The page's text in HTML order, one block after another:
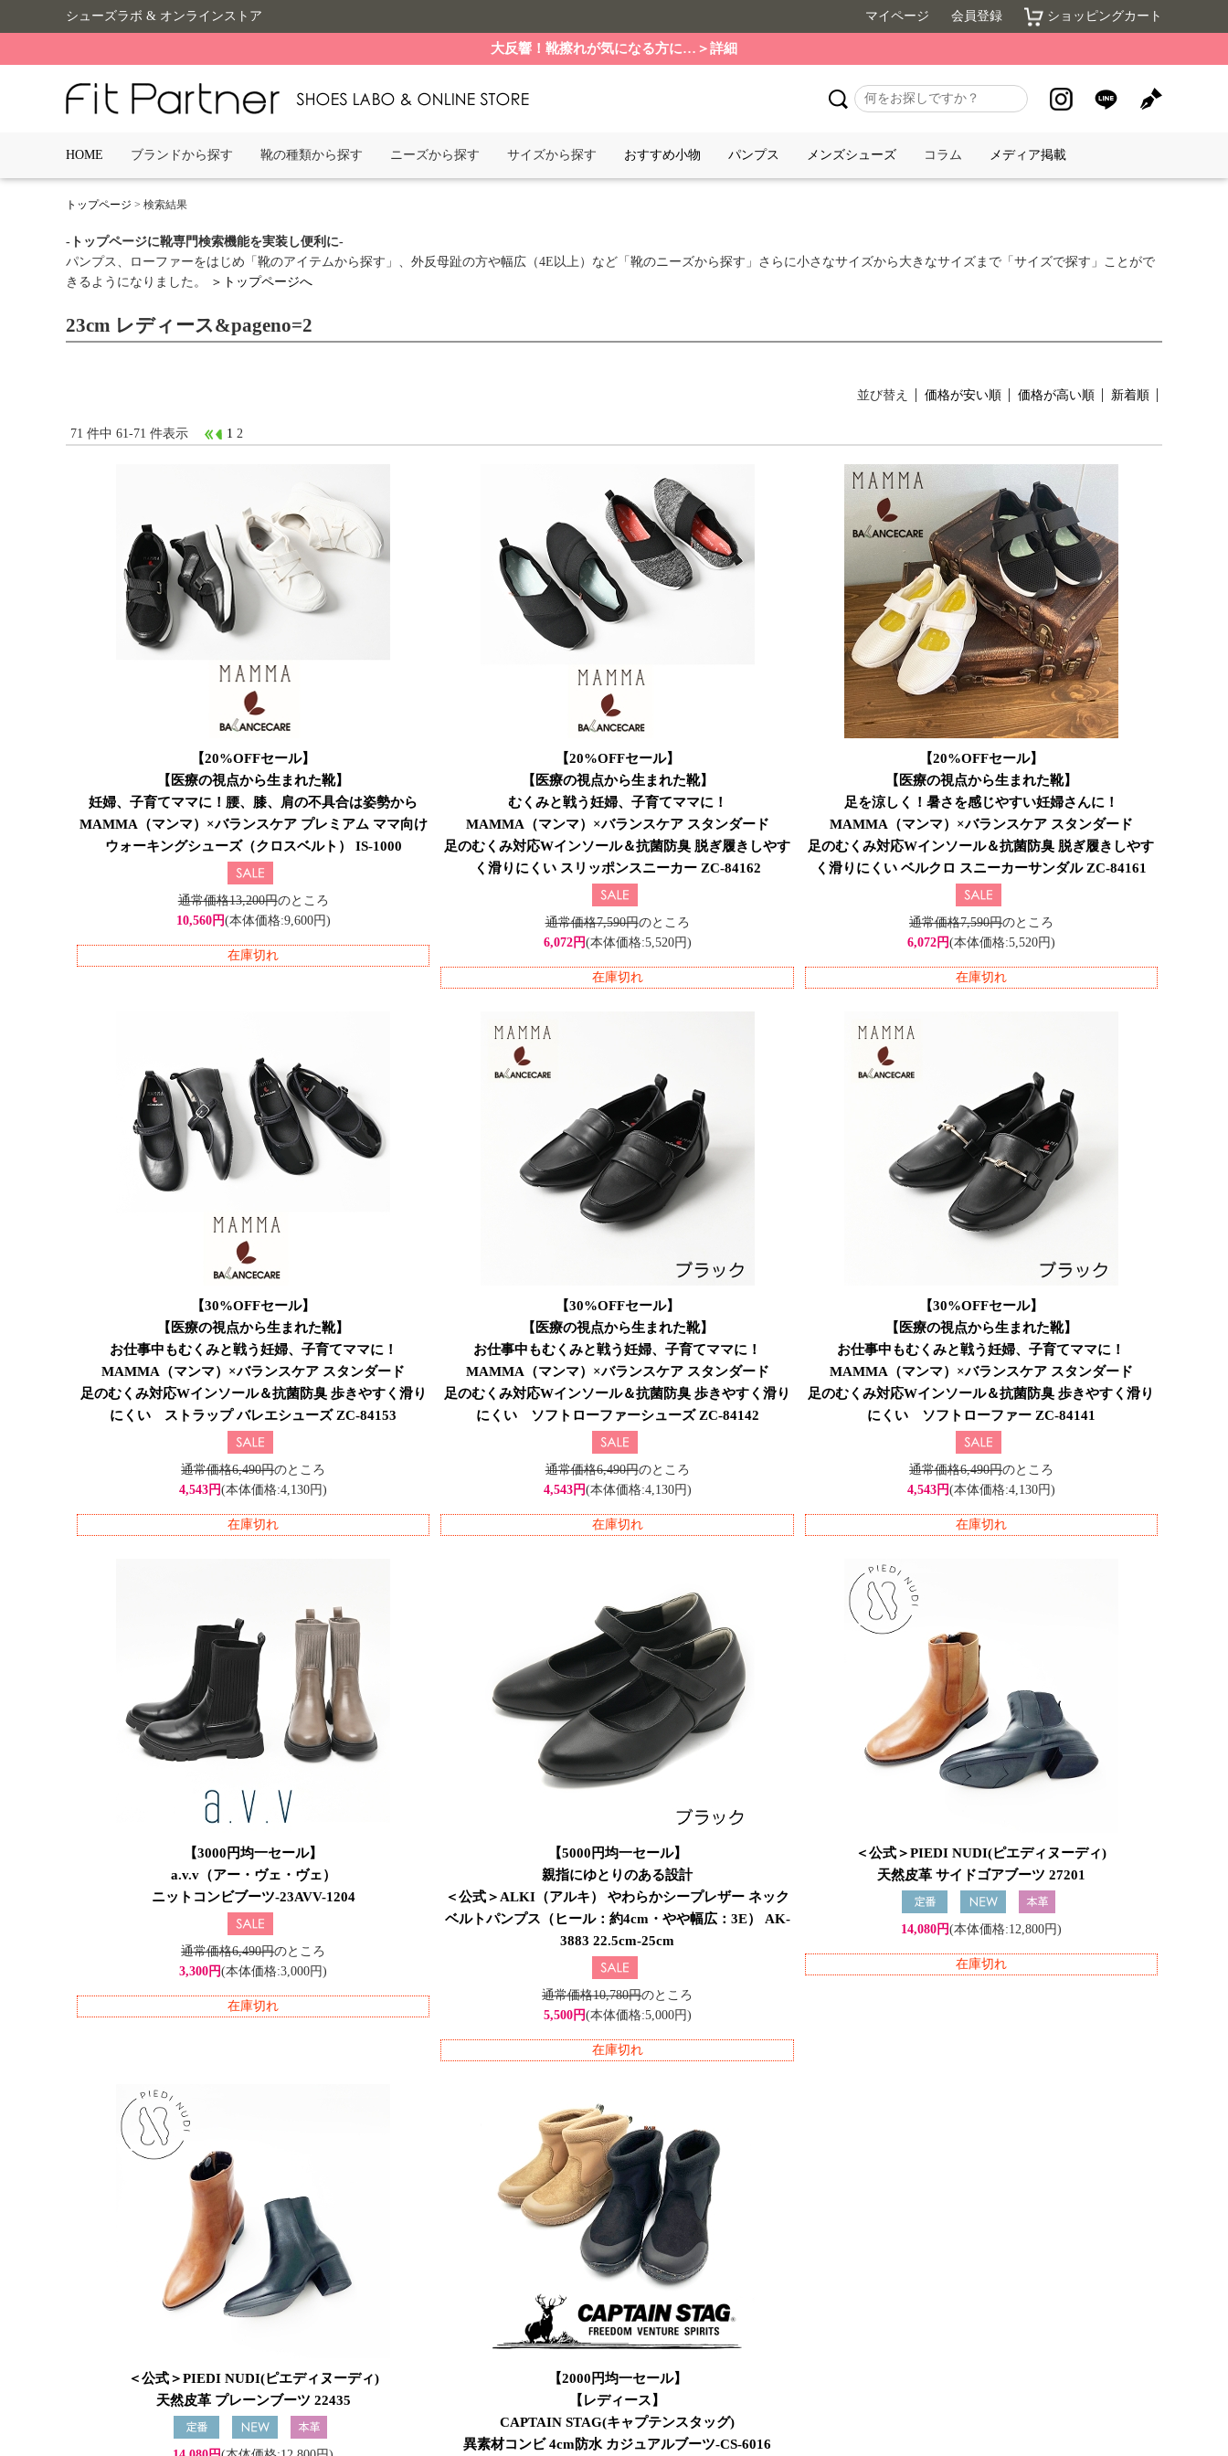
シューズラボ & オンラインストア マイページ 会員登録 ショッピングカート
大反響！靴擦れが気になる方に…＞詳細
HOME ブランドから探す 靴の種類から探す ニーズから探す サイズから探す おすすめ小物 パンプス メンズシューズ コラム メディア掲載
トップページ > 検索結果
-トップページに靴専門検索機能を実装し便利に-
パンプス、ローファーをはじめ「靴のアイテムから探す」、外反母趾の方や幅広（4E以上）など「靴のニーズから探す」さらに小さなサイズから大きなサイズまで「サイズで探す」ことがで
きるようになりました。
＞トップページへ
23cm レディース&pageno=2
並び替え 価格が安い順 価格が高い順 新着順
71 件中 61-71 件表示 1 2
【20%OFFセール】
【医療の視点から生まれた靴】
妊婦、子育てママに！腰、膝、肩の不具合は姿勢から
MAMMA（マンマ）×バランスケア プレミアム ママ向け
ウォーキングシューズ（クロスベルト） IS-1000
通常価格13,200円のところ
10,560円(本体価格:9,600円)
在庫切れ
【20%OFFセール】
【医療の視点から生まれた靴】
むくみと戦う妊婦、子育てママに！
MAMMA（マンマ）×バランスケア スタンダード
足のむくみ対応Wインソール＆抗菌防臭 脱ぎ履きしやす
く滑りにくい スリッポンスニーカー ZC-84162
通常価格7,590円のところ
6,072円(本体価格:5,520円)
在庫切れ
【20%OFFセール】
【医療の視点から生まれた靴】
足を涼しく！暑さを感じやすい妊婦さんに！
MAMMA（マンマ）×バランスケア スタンダード
足のむくみ対応Wインソール＆抗菌防臭 脱ぎ履きしやす
く滑りにくい ベルクロ スニーカーサンダル ZC-84161
通常価格7,590円のところ
6,072円(本体価格:5,520円)
在庫切れ
【30%OFFセール】
【医療の視点から生まれた靴】
お仕事中もむくみと戦う妊婦、子育てママに！
MAMMA（マンマ）×バランスケア スタンダード
足のむくみ対応Wインソール＆抗菌防臭 歩きやすく滑り
にくい ストラップ バレエシューズ ZC-84153
通常価格6,490円のところ
4,543円(本体価格:4,130円)
在庫切れ
【30%OFFセール】
【医療の視点から生まれた靴】
お仕事中もむくみと戦う妊婦、子育てママに！
MAMMA（マンマ）×バランスケア スタンダード
足のむくみ対応Wインソール＆抗菌防臭 歩きやすく滑り
にくい ソフトローファーシューズ ZC-84142
通常価格6,490円のところ
4,543円(本体価格:4,130円)
在庫切れ
【30%OFFセール】
【医療の視点から生まれた靴】
お仕事中もむくみと戦う妊婦、子育てママに！
MAMMA（マンマ）×バランスケア スタンダード
足のむくみ対応Wインソール＆抗菌防臭 歩きやすく滑り
にくい ソフトローファー ZC-84141
通常価格6,490円のところ
4,543円(本体価格:4,130円)
在庫切れ
【3000円均一セール】
a.v.v（アー・ヴェ・ヴェ）
ニットコンビブーツ-23AVV-1204
通常価格6,490円のところ
3,300円(本体価格:3,000円)
在庫切れ
【5000円均一セール】
親指にゆとりのある設計
＜公式＞ALKI（アルキ） やわらかシープレザー ネック
ベルトパンプス（ヒール：約4cm・やや幅広：3E） AK-
3883 22.5cm-25cm
通常価格10,780円のところ
5,500円(本体価格:5,000円)
在庫切れ
＜公式＞PIEDI NUDI(ピエディヌーディ)
天然皮革 サイドゴアブーツ 27201
14,080円(本体価格:12,800円)
在庫切れ
＜公式＞PIEDI NUDI(ピエディヌーディ)
天然皮革 プレーンブーツ 22435
【2000円均一セール】
【レディース】
CAPTAIN STAG(キャプテンスタッグ)
異素材コンビ 4cm防水 カジュアルブーツ-CS-6016